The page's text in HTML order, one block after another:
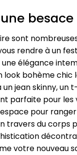
sont
rendre à un
élégance
bohème chic
jean skinny,
parfaite pour les
pour
du corps
votre nouveau